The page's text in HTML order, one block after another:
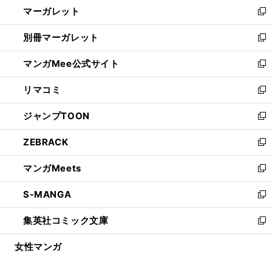
く
で
開
く
ド
ウ
で
開
く
い
ウ
ィ
ン
ド
ウ
で
開
く
マーガレット
新
し
い
ウ
ィ
ン
ド
ウ
で
開
く
別冊マーガレット
新
し
い
ウ
ィ
ン
ド
ウ
で
開
く
マンガMee公式サイト
新
し
い
ウ
ィ
ン
ド
ウ
で
開
く
リマコミ
新
し
い
ウ
ィ
ン
ド
ウ
で
開
く
ジャンプTOON
新
し
い
ウ
ィ
ン
ド
ウ
で
開
ZEBRACK
新
し
い
ウ
ィ
ン
ド
ウ
マンガMeets
新
し
い
ウ
ィ
ン
S-MANGA
新
し
い
ウ
集英社コミック文庫
新
し
女性マンガ